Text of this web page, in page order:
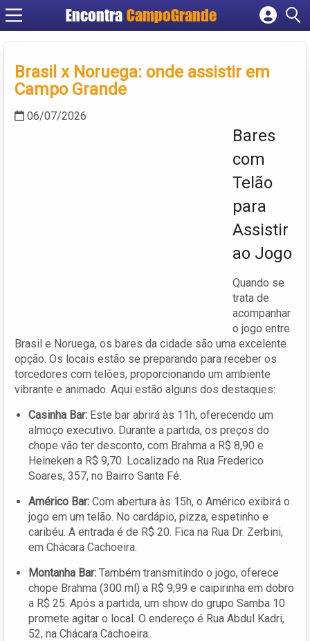
Encontra CampoGrande
Cadastrar empresa
Criar conta
Brasil x Noruega: onde assistir em
Campo Grande
06/07/2026
Bares
com
Telão
para
Assistir
ao Jogo
Quando se
trata de
acompanhar
o jogo entre
Brasil e Noruega, os bares da cidade são uma excelente
opção. Os locais estão se preparando para receber os
torcedores com telões, proporcionando um ambiente
vibrante e animado. Aqui estão alguns dos destaques:
Casinha Bar: Este bar abrirá às 11h, oferecendo um
almoço executivo. Durante a partida, os preços do
chope vão ter desconto, com Brahma a R$ 8,90 e
Heineken a R$ 9,70. Localizado na Rua Frederico
Soares, 357, no Bairro Santa Fé.
Américo Bar: Com abertura às 15h, o Américo exibirá o
jogo em um telão. No cardápio, pizza, espetinho e
caribéu. A entrada é de R$ 20. Fica na Rua Dr. Zerbini,
em Chácara Cachoeira.
Montanha Bar: Também transmitindo o jogo, oferece
chope Brahma (300 ml) a R$ 9,99 e caipirinha em dobro
a R$ 25. Após a partida, um show do grupo Samba 10
promete agitar o local. O endereço é Rua Abdul Kadri,
52, na Chácara Cachoeira.